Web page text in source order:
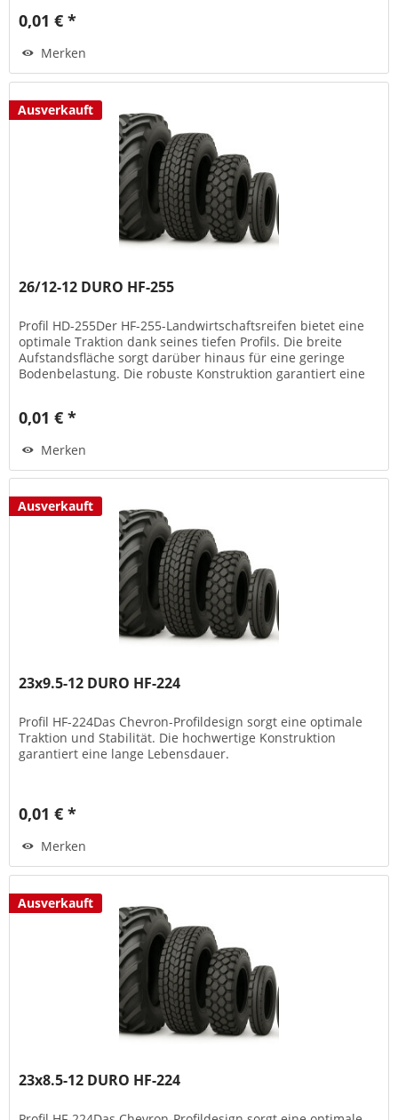
0,01 € *
Merken
Ausverkauft
26/12-12 DURO HF-255
Profil HD-255Der HF-255-Landwirtschaftsreifen bietet eine
optimale Traktion dank seines tiefen Profils. Die breite
Aufstandsfläche sorgt darüber hinaus für eine geringe
Bodenbelastung. Die robuste Konstruktion garantiert eine
0,01 € *
Merken
Ausverkauft
23x9.5-12 DURO HF-224
Profil HF-224Das Chevron-Profildesign sorgt eine optimale
Traktion und Stabilität. Die hochwertige Konstruktion
garantiert eine lange Lebensdauer.
0,01 € *
Merken
Ausverkauft
23x8.5-12 DURO HF-224